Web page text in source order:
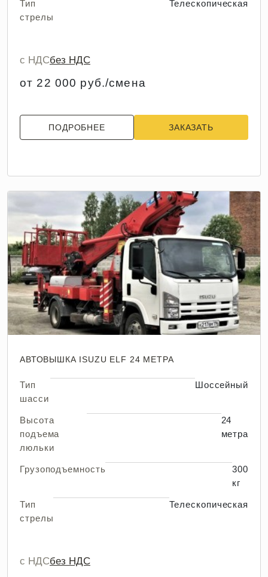
Тип
стрелы
Телескопическая
с НДСбез НДС
от 22 000 руб./смена
ПОДРОБНЕЕ ЗАКАЗАТЬ
АВТОВЫШКА ISUZU ELF 24 МЕТРА
Тип
шасси
Шоссейный
Высота
подъема
люльки
24
метра
Грузоподъемность
300
кг
Тип
стрелы
Телескопическая
с НДСбез НДС